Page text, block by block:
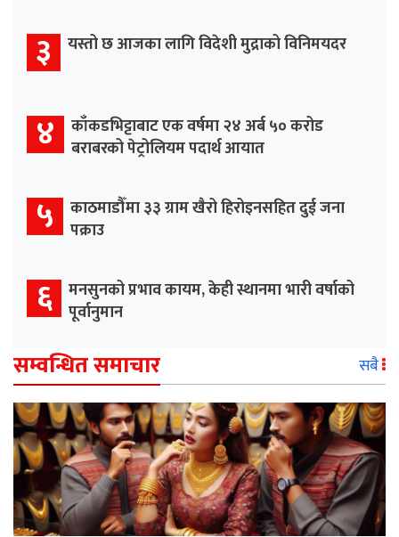
३ यस्तो छ आजका लागि विदेशी मुद्राको विनिमयदर
४
काँकडभिट्टाबाट एक वर्षमा २४ अर्ब ५० करोड
बराबरको पेट्रोलियम पदार्थ आयात
५
काठमाडौँमा ३३ ग्राम खैरो हिरोइनसहित दुई जना
पक्राउ
६ मनसुनको प्रभाव कायम, केही स्थानमा भारी वर्षाको
पूर्वानुमान
सम्वन्धित समाचार सबै